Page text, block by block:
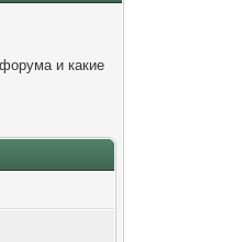
и какие